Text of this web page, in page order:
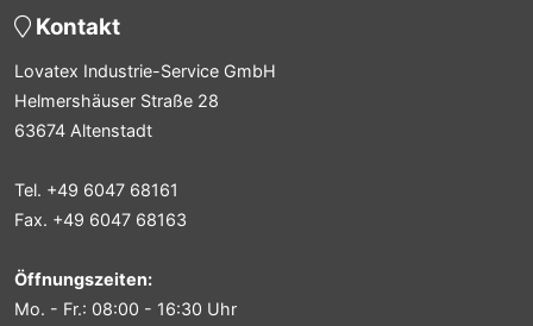
Kontakt
Lovatex Industrie-Service GmbH
Helmershäuser Straße 28
63674 Altenstadt
Tel. +49 6047 68161
Fax. +49 6047 68163
Öffnungszeiten:
Mo. - Fr.: 08:00 - 16:30 Uhr